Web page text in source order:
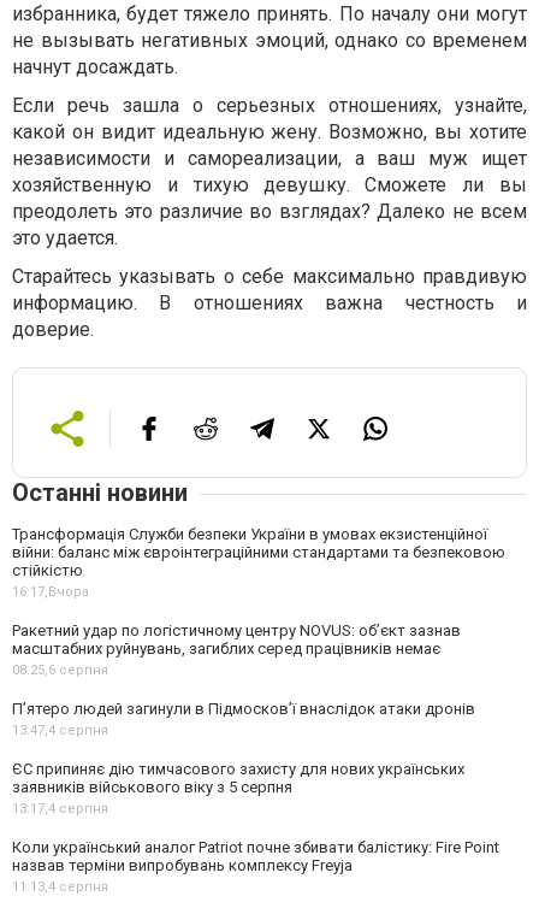
избранника, будет тяжело принять. По началу они могут
не вызывать негативных эмоций, однако со временем
начнут досаждать.
Если речь зашла о серьезных отношениях, узнайте,
какой он видит идеальную жену. Возможно, вы хотите
независимости и самореализации, а ваш муж ищет
хозяйственную и тихую девушку. Сможете ли вы
преодолеть это различие во взглядах? Далеко не всем
это удается.
Старайтесь указывать о себе максимально правдивую
информацию. В отношениях важна честность и
доверие.
Останні новини
Трансформація Служби безпеки України в умовах екзистенційної
війни: баланс між євроінтеграційними стандартами та безпековою
стійкістю
16:17,Вчора
Ракетний удар по логістичному центру NOVUS: об’єкт зазнав
масштабних руйнувань, загиблих серед працівників немає
08:25,6 серпня
П’ятеро людей загинули в Підмосков’ї внаслідок атаки дронів
13:47,4 серпня
ЄС припиняє дію тимчасового захисту для нових українських
заявників військового віку з 5 серпня
13:17,4 серпня
Коли український аналог Patriot почне збивати балістику: Fire Point
назвав терміни випробувань комплексу Freyja
11:13,4 серпня